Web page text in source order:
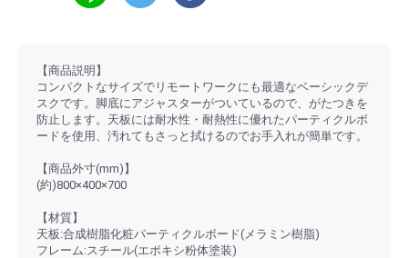
【商品説明】
コンパクトなサイズでリモートワークにも最適なベーシックデ
スクです。脚底にアジャスターがついているので、がたつきを
防止します。天板には耐水性・耐熱性に優れたパーティクルボ
ードを使用、汚れてもさっと拭けるのでお手入れが簡単です。
【商品外寸(mm)】
(約)800×400×700
【材質】
天板:合成樹脂化粧パーティクルボード(メラミン樹脂)
フレーム:スチール(エポキシ粉体塗装)